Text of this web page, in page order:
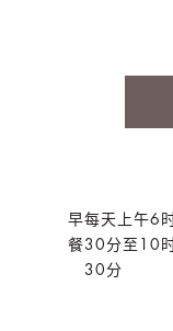
早
餐
每天上午6
30分至10
30分